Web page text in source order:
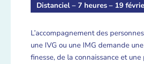
Distanciel – 7 heures – 19
L’accompagnement des
une IVG ou une IMG demande
finesse, de la connaissance et une